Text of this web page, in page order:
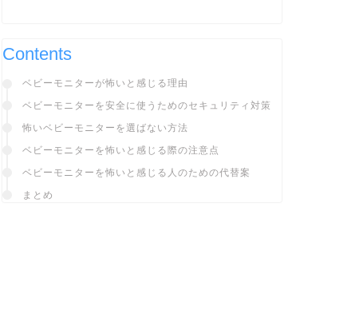
Contents
ベビーモニターが怖いと感じる理由
ベビーモニターを安全に使うためのセキュリティ対策
怖いベビーモニターを選ばない方法
ベビーモニターを怖いと感じる際の注意点
ベビーモニターを怖いと感じる人のための代替案
まとめ